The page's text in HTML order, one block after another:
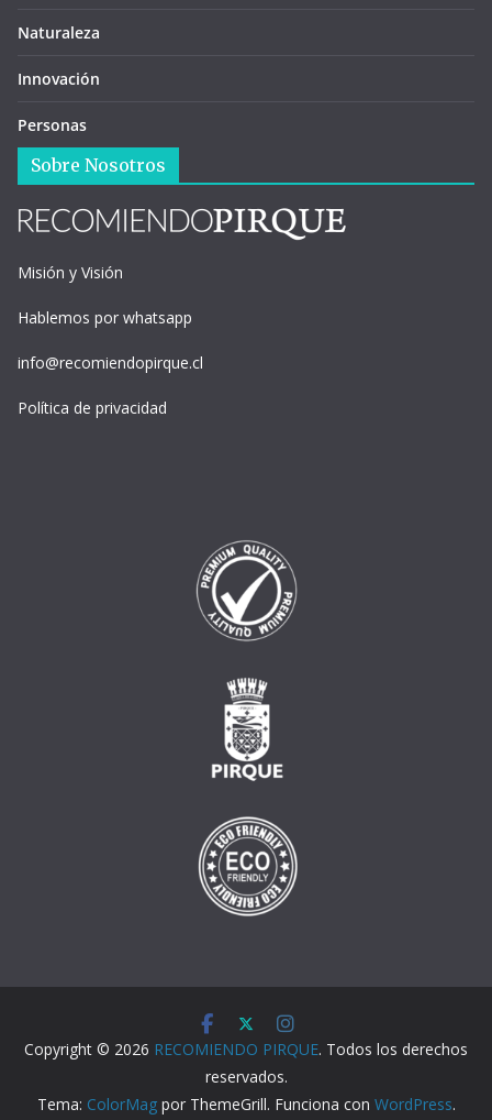
Naturaleza
Innovación
Personas
Sobre Nosotros
Misión y Visión
Hablemos por whatsapp
info@recomiendopirque.cl
Política de privacidad
Copyright © 2026 RECOMIENDO PIRQUE. Todos los derechos
reservados.
Tema: ColorMagpor ThemeGrill. Funciona con WordPress.